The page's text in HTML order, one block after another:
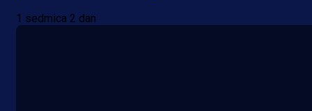
1 sedmica 2 dan